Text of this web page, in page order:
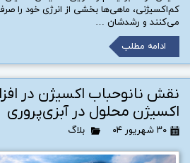
کم‌اکسیژنی، ماهی‌ها بخشی از انرژی خود را
می‌کنند و رشدشان …
ادامه مطلب
نقش نانوحباب اکسیژن در
اکسیژن محلول در آبزی‌پروری
۳۰ شهریور ۰۴ بلاگ